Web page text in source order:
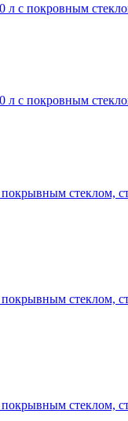
л с покровным
л с покровным
стеклом,
стеклом,
стеклом,